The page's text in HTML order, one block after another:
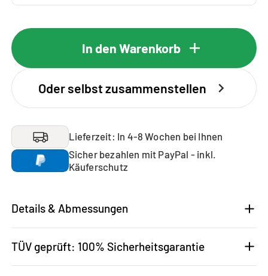
In den Warenkorb
Oder selbst zusammenstellen
Lieferzeit: In 4-8 Wochen bei Ihnen
Sicher bezahlen mit PayPal - inkl.
Käuferschutz
Details & Abmessungen
TÜV geprüft: 100% Sicherheitsgarantie